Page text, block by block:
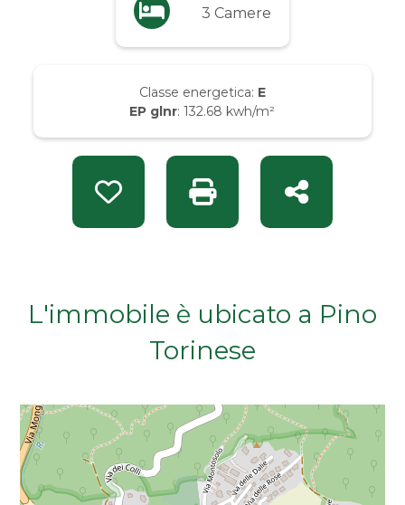
3 Camere
Classe energetica: E
EP glnr: 132.68 kwh/m²
Preferiti: Rif. VIO 14437Stampa: Rif. VIO 14437
Condividi
L'immobile è ubicato a Pino
Torinese
Da € 10.000 a € 20.000
Da € 100.000 a € 200.000
Da € 200.000 a € 400.000
Da € 600.000 a € 800.000
Da € 1.000.000 a € 2.000.000
Da € 2.000.000 a € 5.000.000